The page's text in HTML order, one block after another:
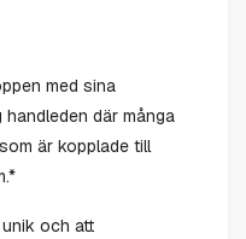
med sina
där många
är kopplade till
och att